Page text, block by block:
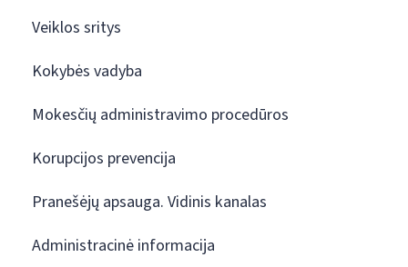
Veiklos sritys
Kokybės vadyba
Mokesčių administravimo procedūros
Korupcijos prevencija
Pranešėjų apsauga. Vidinis kanalas
Administracinė informacija